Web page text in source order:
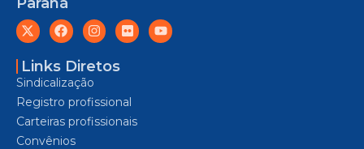
Links Diretos
Sindicalização
Registro profissional
Carteiras profissionais
Convênios